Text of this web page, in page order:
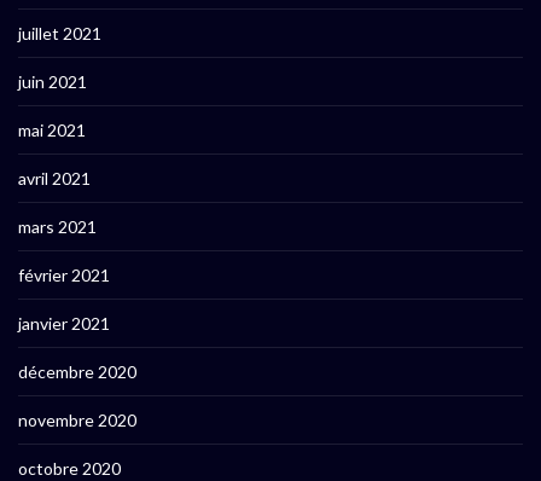
juillet 2021
juin 2021
mai 2021
avril 2021
mars 2021
février 2021
janvier 2021
décembre 2020
novembre 2020
octobre 2020